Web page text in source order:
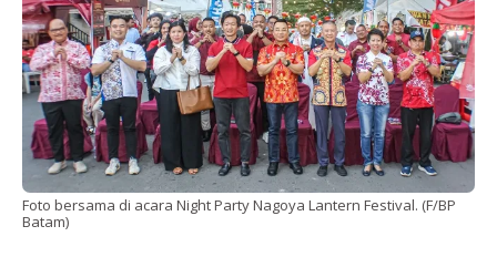
Foto bersama di acara Night Party Nagoya Lantern Festival. (F/BP
Batam)